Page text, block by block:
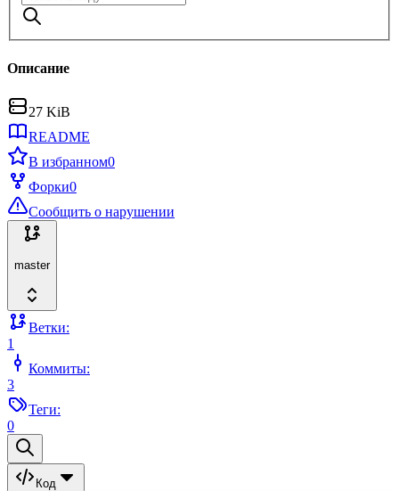
Описание
27 KiB
README
В избранном0
Форки0
Сообщить о нарушении
master
Ветки:
1
Коммиты:
3
Теги:
0
Код